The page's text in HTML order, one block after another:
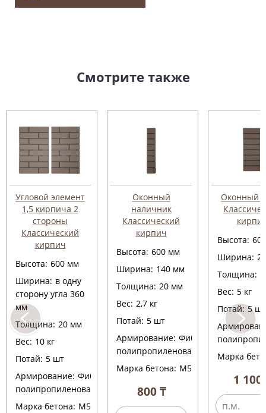
Смотрите также
Угловой элемент
1,5 кирпича 2
стороны
Классический
кирпич
Высота: 600 мм
Ширина: в одну
сторону угла 360
мм
Толщина: 20 мм
Вес: 10 кг
Потай: 5 шт
Армирование: Фибра
полипропиленовая
Марка бетона: М500
Оконный
наличник
Классический
кирпич
Высота: 600 мм
Ширина: 140 мм
Толщина: 20 мм
Вес: 2,7 кг
Потай: 5 шт
Армирование: Фибра
полипропиленовая
Марка бетона: М500
800 ₸
Оконный
Высота:
Ширина:
Толщина:
Вес: 5 кг
Потай: 5шт
Марка
1 100